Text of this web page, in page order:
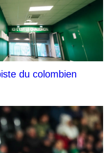
du colombien